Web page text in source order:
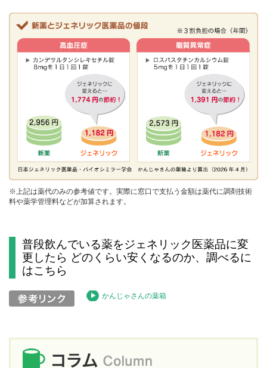
※上記は薬代のみの参考値です。実際に窓口で支払う金額は薬代に調剤技術
料や薬学管理料などが加算されます。
普段飲んでいる薬をジェネリック医薬品に変
更したら どのくらい安くなるのか、調べるに
はこちら
かんじゃさんの薬箱